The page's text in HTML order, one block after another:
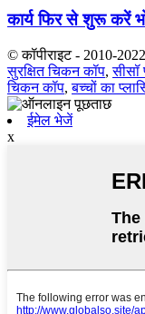
कार्य फिर से शुरू करें
© कॉपीराइट - 2010-
सुरक्षित चिकन कॉप,सीसॉ
चिकन कॉप,बच्चों का
ईमेल भेजें
x